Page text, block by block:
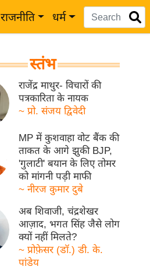
राजनीति धर्म
स्तंभ
राजेंद्र माथुर- विचारों की
पत्रकारिता के नायक
~ प्रो. संजय द्विवेदी
MP में कुशवाहा वोट बैंक की
ताकत के आगे झुकी BJP,
'गुलाटी' बयान के लिए तोमर
को मांगनी पड़ी माफी
~ नीरज कुमार दुबे
अब शिवाजी, चंद्रशेखर
आज़ाद, भगत सिंह जैसे लोग
क्यों नहीं मिलते?
~ प्रोफ़ेसर (डॉ.) डी. के.
पांडेय